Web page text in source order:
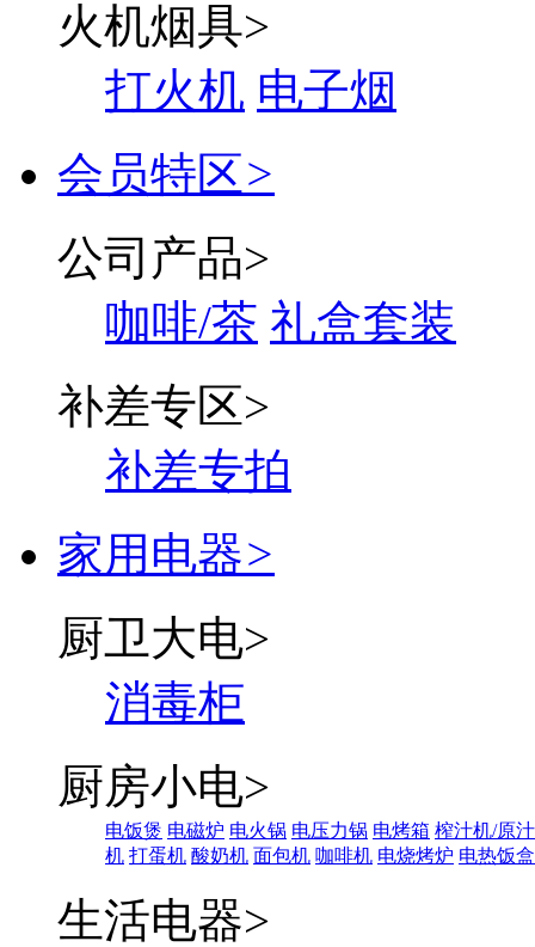
火机烟具>
打火机 电子烟
会员特区>
公司产品>
咖啡/茶 礼盒套装
补差专区>
补差专拍
家用电器>
厨卫大电>
消毒柜
厨房小电>
电饭煲 电磁炉 电火锅 电压力锅 电烤箱 榨汁机/原
机 打蛋机 酸奶机 面包机 咖啡机 电烧烤炉 电热饭盒
生活电器>